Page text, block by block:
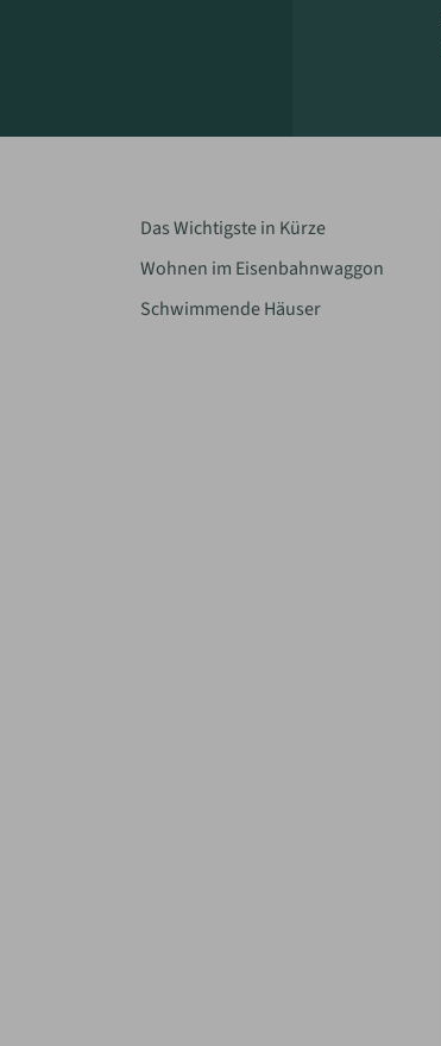
Das Wichtigste in Kürze
Wohnen im Eisenbahnwaggon
Schwimmende Häuser